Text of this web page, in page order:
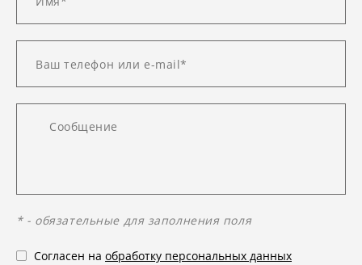
* - обязательные для заполнения поля
Согласен на обработку персональных данных